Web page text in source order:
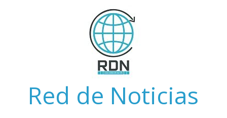
Red de Noticias